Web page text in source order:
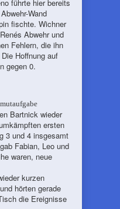
führte hier bereits
Wand
fischte. Wichner
Abwehr und
Fehlern, die ihn
Hoffnung auf
gegen 0.
Bartnick wieder
ersten
3 und 4 insgesamt
Fabian, Leo und
waren, neue
kurzen
hörten gerade
die Ereignisse